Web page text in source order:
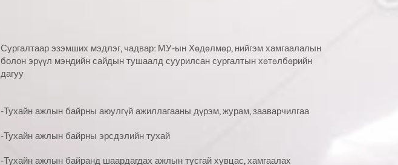
Сургалтаар эзэмших мэдлэг, чадвар: МУ-ын Хөдөлмөр, нийгэм хамгаалалын
болон эрүүл мэндийн сайдын тушаалд суурилсан сургалтын хөтөлбөрийн
дагуу
-Тухайн ажлын байрны аюулгүй ажиллагааны дүрэм, журам, зааварчилгаа
-Тухайн ажлын байрны эрсдэлийн тухай
-Тухайн ажлын байранд шаардагдах ажлын тусгай хувцас, хамгаалах